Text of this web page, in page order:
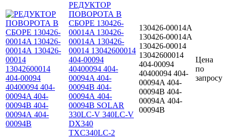
РЕДУКТОР
ПОВОРОТА В
СБОРЕ 130426-
00014A 130426-
00014А 130426-
00014 13042600014
404-00094
40400094 404-
00094A 404-
00094B 404-
00094А 404-
00094В SOLAR
330LC-V 340LC-V
DX340
TXC340LC-2
130426-00014A
130426-00014А
130426-00014
13042600014
404-00094
40400094 404-
00094A 404-
00094B 404-
00094А 404-
00094В
Цена
по
запросу